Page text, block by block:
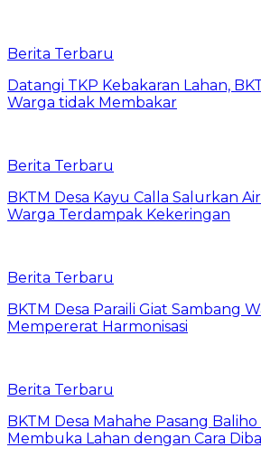
Berita Terbaru
Datangi TKP Kebakaran Lahan,
Warga tidak Membakar
Berita Terbaru
BKTM Desa Kayu Calla Salurkan
Warga Terdampak Kekeringan
Berita Terbaru
BKTM Desa Paraili Giat Sambang
Mempererat Harmonisasi
Berita Terbaru
BKTM Desa Mahahe Pasang
Membuka Lahan dengan Cara